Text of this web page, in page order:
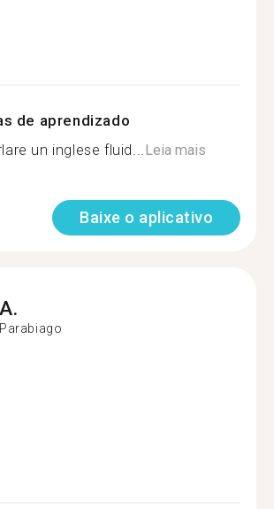
de aprendizado
un inglese fluid... Leia mais
Baixe o aplicativo
A.
Parabiago